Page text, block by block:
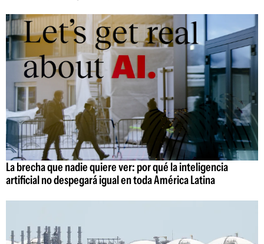
La brecha que nadie quiere ver: por qué la inteligencia
artificial no despegará igual en toda América Latina